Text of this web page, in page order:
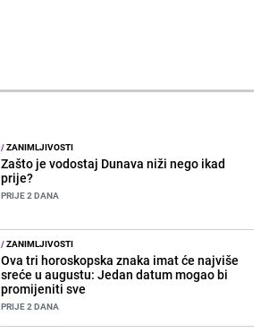
/ZANIMLJIVOSTI
Zašto je vodostaj Dunava niži nego ikad
prije?
PRIJE 2 DANA
/ZANIMLJIVOSTI
Ova tri horoskopska znaka imat će najviše
sreće u augustu: Jedan datum mogao bi
promijeniti sve
PRIJE 2 DANA